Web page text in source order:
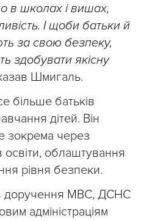
в школах і вишах,
І щоби батьки й
за свою безпеку,
здобувати якісну
Шмигаль.
більше батьків
дітей. Він
зокрема через
освіти, облаштування
рівня безпеки.
доручення МВС, ДСНС
адміністраціям